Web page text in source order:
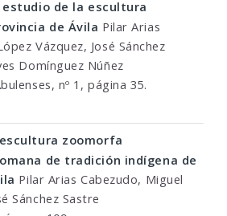
de la escultura
de Ávila Pilar Arias
Vázquez, José Sánchez
Domínguez Núñez
nº 1, página 35.
zoomorfa
de tradición indígena de
Pilar Arias Cabezudo, Miguel
Sánchez Sastre